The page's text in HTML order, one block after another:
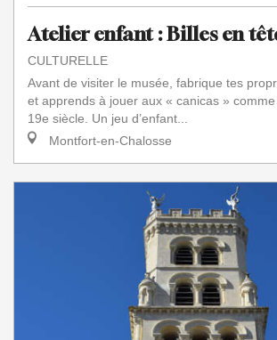
Atelier enfant : Billes en
CULTURELLE
Avant de visiter le musée, fabrique tes
et apprends à jouer aux « canicas »
19e siècle. Un jeu d’enfant...
Montfort-en-Chalosse